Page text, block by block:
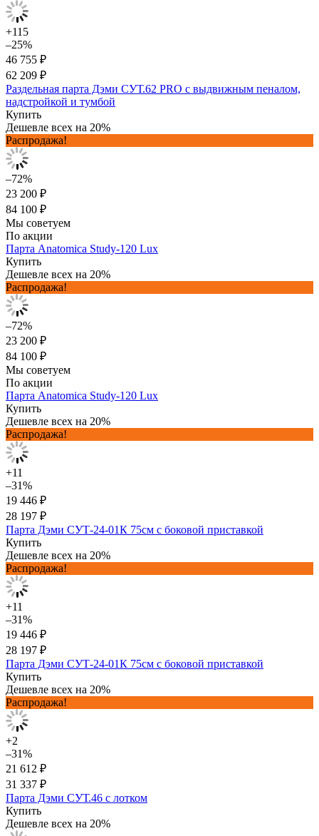
+115
–25%
46 755 ₽
62 209 ₽
Раздельная парта Дэми СУТ.62 PRO с выдвижным пеналом,
надстройкой и тумбой
Купить
Дешевле всех на 20%
Распродажа!
–72%
23 200 ₽
84 100 ₽
Мы советуем
По акции
Парта Anatomica Study-120 Lux
Купить
Дешевле всех на 20%
Распродажа!
–72%
23 200 ₽
84 100 ₽
Мы советуем
По акции
Парта Anatomica Study-120 Lux
Купить
Дешевле всех на 20%
Распродажа!
+11
–31%
19 446 ₽
28 197 ₽
Парта Дэми СУТ-24-01К 75см с боковой приставкой
Купить
Дешевле всех на 20%
Распродажа!
+11
–31%
19 446 ₽
28 197 ₽
Парта Дэми СУТ-24-01К 75см с боковой приставкой
Купить
Дешевле всех на 20%
Распродажа!
+2
–31%
21 612 ₽
31 337 ₽
Парта Дэми СУТ.46 с лотком
Купить
Дешевле всех на 20%